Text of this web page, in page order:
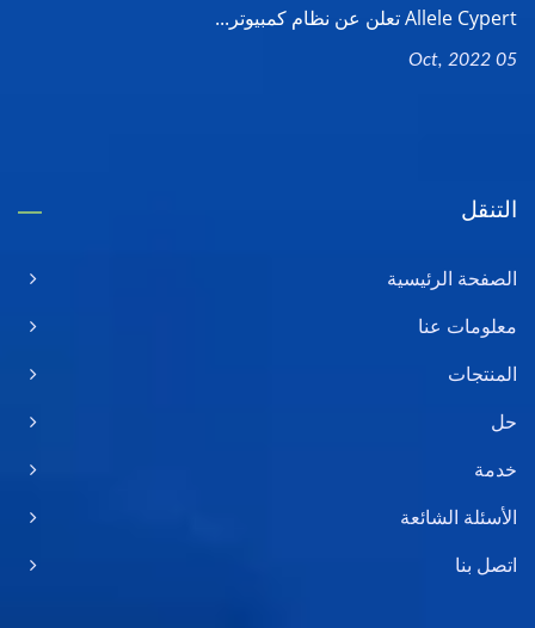
Allele Cypert تعلن عن نظام كمبيوتر...
05 Oct, 2022
التنقل
الصفحة الرئيسية
معلومات عنا
المنتجات
حل
خدمة
الأسئلة الشائعة
اتصل بنا